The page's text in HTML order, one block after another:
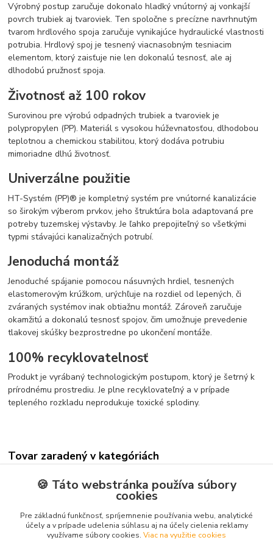
Výrobný postup zaručuje dokonalo hladký vnútorný aj vonkajší
povrch trubiek aj tvaroviek. Ten spoločne s precízne navrhnutým
tvarom hrdlového spoja zaručuje vynikajúce hydraulické vlastnosti
potrubia. Hrdlový spoj je tesnený viacnasobným tesniacim
elementom, ktorý zaisťuje nie len dokonalú tesnosť, ale aj
dlhodobú pružnosť spoja.
Životnosť až 100 rokov
Surovinou pre výrobú odpadných trubiek a tvaroviek je
polypropylen (PP). Materiál s vysokou húževnatosťou, dlhodobou
teplotnou a chemickou stabilitou, ktorý dodáva potrubiu
mimoriadne dlhú životnosť.
Univerzálne použitie
HT-Systém (PP)® je kompletný systém pre vnútorné kanalizácie
so širokým výberom prvkov, jeho štruktúra bola adaptovaná pre
potreby tuzemskej výstavby. Je ľahko prepojiteľný so všetkými
typmi stávajúci kanalizačných potrubí.
Jenoduchá montáž
Jenoduché spájanie pomocou násuvných hrdiel, tesnených
elastomerovým krúžkom, urýchľuje na rozdiel od lepených, či
zváraných systémov inak obtiažnu montáž. Zároveň zaručuje
okamžitú a dokonalú tesnosť spojov, čim umožnuje prevedenie
tlakovej skúšky bezprostredne po ukončení montáže.
100% recyklovatelnosť
Produkt je vyrábaný technologickým postupom, ktorý je šetrný k
prírodnému prostrediu. Je plne recyklovateľný a v prípade
tepleného rozkladu neprodukuje toxické splodiny.
Tovar zaradený v kategóriách
INŠTALÁCIA
Potrubie a fitinky na vodu
HT systém - trubky a tvarovky
Trubky
🍪 Táto webstránka používa súbory
cookies
Pre základnú funkčnosť, spríjemnenie používania webu, analytické
účely a v prípade udelenia súhlasu aj na účely cielenia reklamy
využívame súbory cookies. Viac na využitie cookies